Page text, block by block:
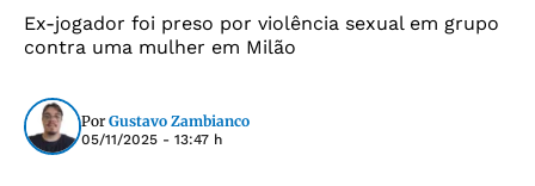
Ex-jogador foi preso por violência sexual em grupo
contra uma mulher em Milão
Por Gustavo Zambianco
05/11/2025 - 13:47 h